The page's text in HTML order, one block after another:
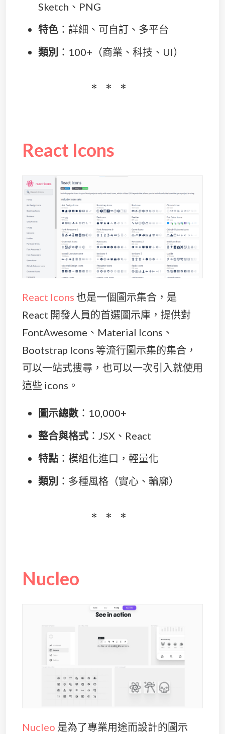
Sketch、PNG
特色 ：詳細、可自訂、多平台
類別 ：100+（商業、科技、UI）
React Icons
React Icons 也是一個圖示集合，是
React 開發人員的首選圖示庫，提供對
FontAwesome、Material Icons、
Bootstrap Icons 等流行圖示集的集合，
可以一站式搜尋，也可以一次引入就使用
這些 icons。
圖示總數 ：10,000+
整合與格式 ：JSX、React
特點 ：模組化進口，輕量化
類別 ：多種風格（實心、輪廓）
Nucleo
Nucleo 是為了專業用途而設計的圖示